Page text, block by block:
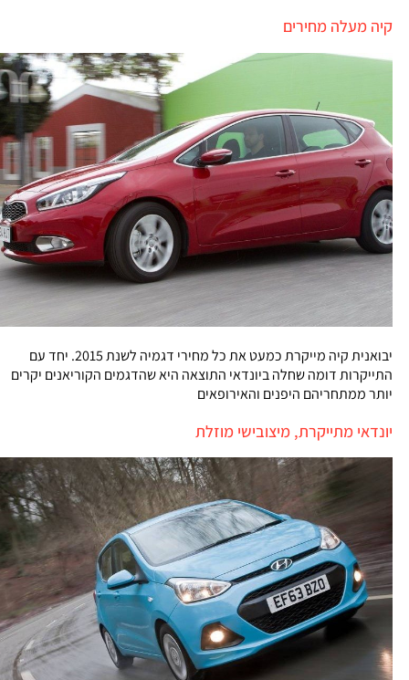
קיה מעלה מחירים
יבואנית קיה מייקרת כמעט את כל מחירי דגמיה לשנת 2015. יחד עם
התייקרות דומה שחלה ביונדאי התוצאה היא שהדגמים הקוריאנים יקרים
יותר ממתחריהם היפנים והאירופאים
יונדאי מתייקרת, מיצובישי מוזלת